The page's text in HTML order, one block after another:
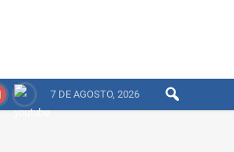
7 DE AGOSTO, 2026